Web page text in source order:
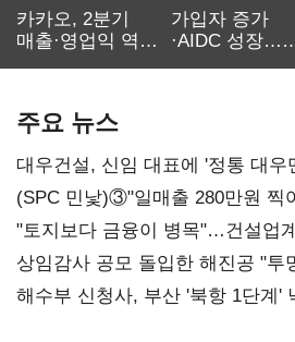
카카오, 2분기
매출·영업익 역대
가입자 증가
·AIDC 성장…
주요 뉴스
대우건설, 신임 대표에 '정통 대우
내정
(SPC 민낯)③"일매출 280만원 찍
점주 울리는 '상시 할인'
"토지보다 금융이 병목"…건설업
목소리
상임감사 공모 돌입한 해진공 "투
강화"
해수부 신청사, 부산 '북항 1단계'